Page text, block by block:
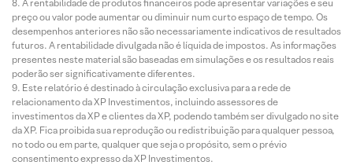
A rentabilidade de produtos financeiros pode apresentar variações e seu
preço ou valor pode aumentar ou diminuir num curto espaço de tempo. Os
desempenhos anteriores não são necessariamente indicativos de resultados
futuros. A rentabilidade divulgada não é líquida de impostos. As informações
presentes neste material são baseadas em simulações e os resultados reais
poderão ser significativamente diferentes.
Este relatório é destinado à circulação exclusiva para a rede de
relacionamento da XP Investimentos, incluindo assessores de
investimentos da XP e clientes da XP, podendo também ser divulgado no site
da XP. Fica proibida sua reprodução ou redistribuição para qualquer pessoa,
no todo ou em parte, qualquer que seja o propósito, sem o prévio
consentimento expresso da XP Investimentos.